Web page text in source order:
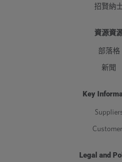
招賢納
資源資
部落格
新聞
Key
Legal and